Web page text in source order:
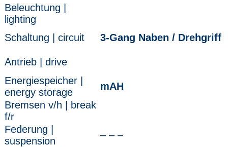
Beleuchtung |
lighting
Schaltung | circuit
3-Gang Naben / Drehgriff
Antrieb | drive
Energiespeicher |
energy storage
mAH
Bremsen v/h | break
f/r
Federung |
suspension
– – –